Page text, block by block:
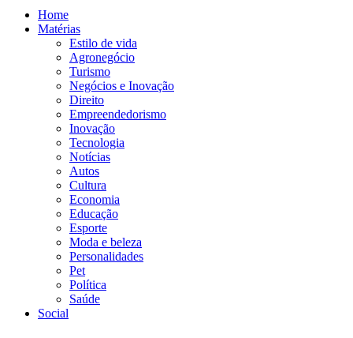
Home
Matérias
Estilo de vida
Agronegócio
Turismo
Negócios e Inovação
Direito
Empreendedorismo
Inovação
Tecnologia
Notícias
Autos
Cultura
Economia
Educação
Esporte
Moda e beleza
Personalidades
Pet
Política
Saúde
Social